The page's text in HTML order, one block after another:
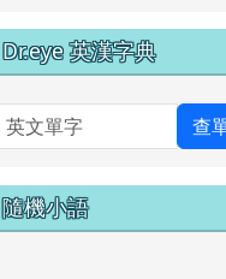
Dr.eye 英漢字典
英文單字 查
隨機小語